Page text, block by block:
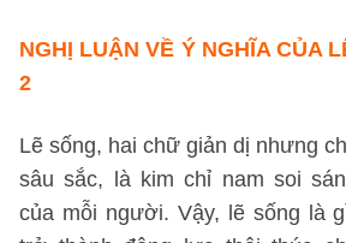
NGHỊ LUẬN VỀ Ý NGHĨA CỦA
2
Lẽ sống, hai chữ giản dị nhưng
sâu sắc, là kim chỉ nam soi
của mỗi người. Vậy, lẽ sống là